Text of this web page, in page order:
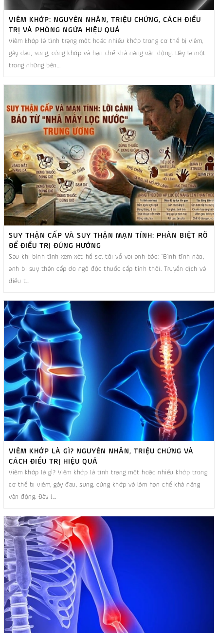
VIÊM KHỚP: NGUYÊN NHÂN, TRIỆU CHỨNG, CÁCH ĐIỀU
TRỊ VÀ PHÒNG NGỪA HIỆU QUẢ
Viêm khớp là tình trạng một hoặc nhiều khớp trong cơ thể bị viêm,
gây đau, sưng, cứng khớp và hạn chế khả năng vận động. Đây là một
trong những bện...
SUY THẬN CẤP VÀ SUY THẬN MẠN TÍNH: PHÂN BIỆT RÕ
ĐỂ ĐIỀU TRỊ ĐÚNG HƯỚNG
Sau khi bình tĩnh xem xét hồ sơ, tôi vỗ vai anh bảo: "Bình tĩnh nào,
anh bị suy thận cấp do ngộ độc thuốc cấp tính thôi. Truyền dịch và
điều t...
VIÊM KHỚP LÀ GÌ? NGUYÊN NHÂN, TRIỆU CHỨNG VÀ
CÁCH ĐIỀU TRỊ HIỆU QUẢ
Viêm khớp là gì? Viêm khớp là tình trạng một hoặc nhiều khớp trong
cơ thể bị viêm, gây đau, sưng, cứng khớp và làm hạn chế khả năng
vận động. Đây l...